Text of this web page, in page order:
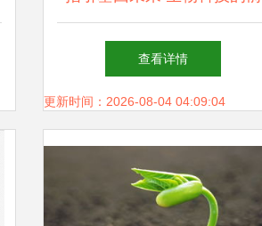
沿探索与伦理思考
查看详情
更新时间：2026-08-04 04:09:04